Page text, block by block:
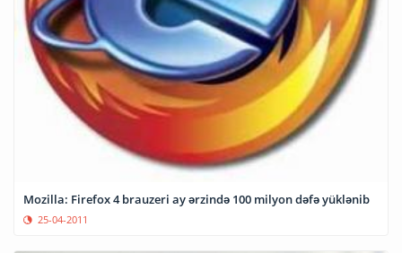
Mozilla: Firefox 4 brauzeri ay ərzində 100 milyon dəfə yüklənib
25-04-2011